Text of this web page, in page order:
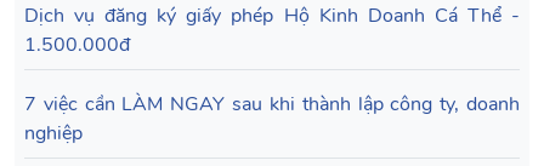
Dịch vụ đăng ký giấy phép Hộ Kinh Doanh Cá Thể -
1.500.000đ
7 việc cần LÀM NGAY sau khi thành lập công ty, doanh
nghiệp